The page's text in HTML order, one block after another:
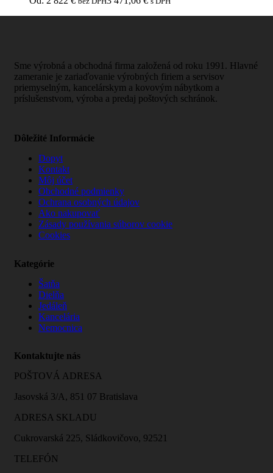
Sme výrobná a obchodná firma založená od roku 1991. Hlavné
zameranie je zariaďovanie výrobných firiem a servisov
priemyselným, kancelárskym a kovovým nábytkom a
príslušenstvom, výroba a predaj poštových schránok.
Dôležité Informácie
Dopyt
Kontakt
Môj účet
Obchodné podmienky
Ochrana osobných údajov
Ako nakupovať
Zásady používania súborov cookie
Cookies
Kategórie
Šatňa
Dielňa
Jedáleň
Kancelária
Nemocnica
Kontaktujte nás
POŠTOVÁ ADRESA
Jasovská 3/A, 851 07 Bratislava
ADRESA SKLADU
Cukrovarská 225, Sládkovičovo, 92521
TELEFÓN